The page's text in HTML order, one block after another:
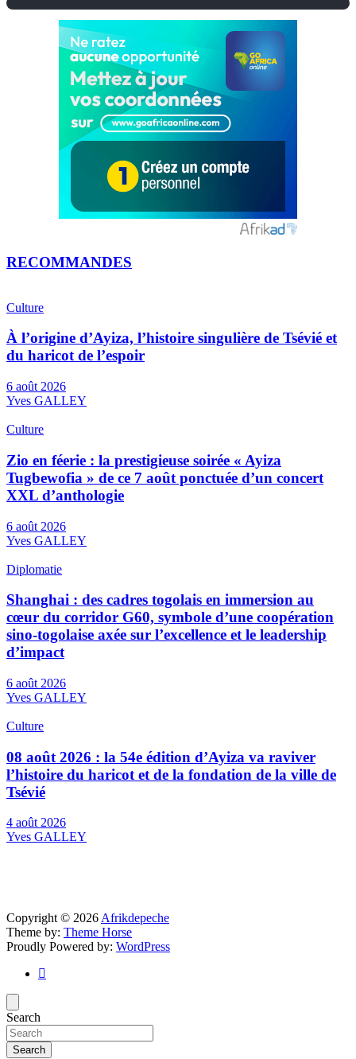
RECOMMANDES
Culture
À l’origine d’Ayiza, l’histoire singulière de Tsévié et
du haricot de l’espoir
6 août 2026
Yves GALLEY
Culture
Zio en féerie : la prestigieuse soirée « Ayiza
Tugbewofia » de ce 7 août ponctuée d’un concert
XXL d’anthologie
6 août 2026
Yves GALLEY
Diplomatie
Shanghai : des cadres togolais en immersion au
cœur du corridor G60, symbole d’une coopération
sino-togolaise axée sur l’excellence et le leadership
d’impact
6 août 2026
Yves GALLEY
Culture
08 août 2026 : la 54e édition d’Ayiza va raviver
l’histoire du haricot et de la fondation de la ville de
Tsévié
4 août 2026
Yves GALLEY
Copyright © 2026Afrikdepeche
Theme by: Theme Horse
Proudly Powered by: WordPress
Search
Search